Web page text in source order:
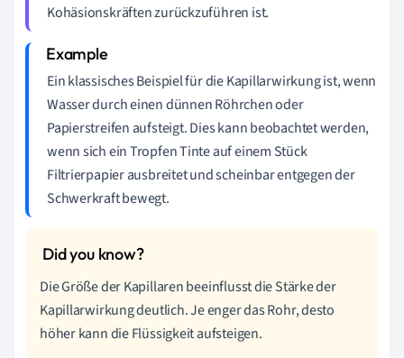
Kohäsionskräften zurückzuführen ist.
Ein klassisches Beispiel für die Kapillarwirkung ist, wenn
Wasser durch einen dünnen Röhrchen oder
Papierstreifen aufsteigt. Dies kann beobachtet werden,
wenn sich ein Tropfen Tinte auf einem Stück
Filtrierpapier ausbreitet und scheinbar entgegen der
Schwerkraft bewegt.
Die Größe der Kapillaren beeinflusst die Stärke der
Kapillarwirkung deutlich. Je enger das Rohr, desto
höher kann die Flüssigkeit aufsteigen.